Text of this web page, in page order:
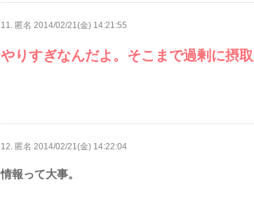
11. 匿名 2014/02/21(金) 14:21:55
やりすぎなんだよ。そこまで過剰に摂取
12. 匿名 2014/02/21(金) 14:22:04
情報って大事。